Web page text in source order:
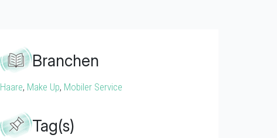
Branchen
Haare, Make Up, Mobiler Service
Tag(s)